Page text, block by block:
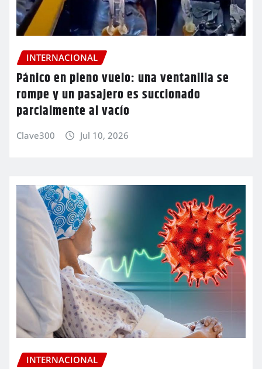
INTERNACIONAL
Pánico en pleno vuelo: una ventanilla se
rompe y un pasajero es succionado
parcialmente al vacío
Clave300 Jul 10, 2026
INTERNACIONAL